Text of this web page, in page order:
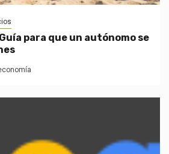
para que un autónomo se